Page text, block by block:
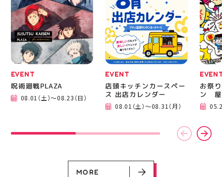
レンダー
評営業中！
車サービス
専門店対象]
EVENT
呪術廻戦PLAZA
08.01（土）～08.23（日）
EVENT
店頭キッチンカースペー
ス 出店カレンダー
08.01（土）～08.31（月）
お祭
ン 屋
MORE